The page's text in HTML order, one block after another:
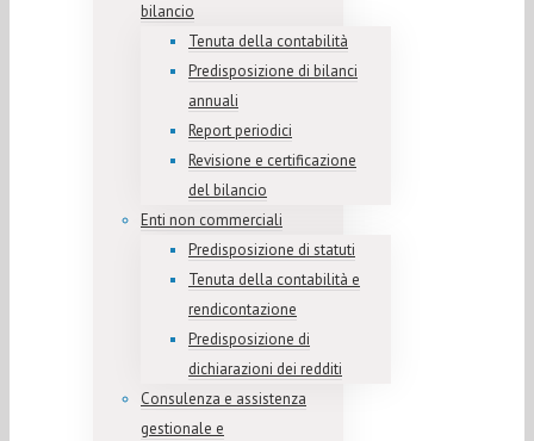
bilancio
Tenuta della contabilità
Predisposizione di bilanci
annuali
Report periodici
Revisione e certificazione
del bilancio
Enti non commerciali
Predisposizione di statuti
Tenuta della contabilità e
rendicontazione
Predisposizione di
dichiarazioni dei redditi
Consulenza e assistenza
gestionale e